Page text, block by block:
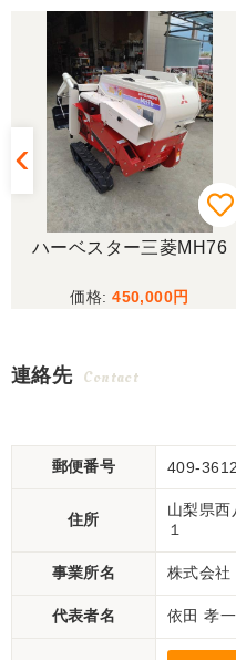
ハーベスター三菱MH76
450,000
連絡先 Contact
郵便番号 409-3612
住所
山梨県西
１
事業所名 株式会
代表者名 依田 孝